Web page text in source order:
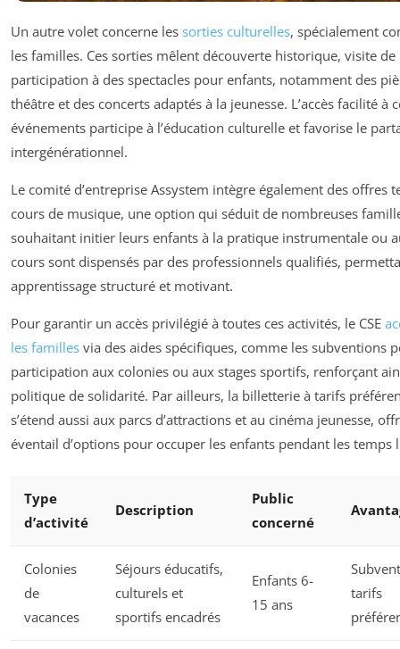
Un autre volet concerne les sorties culturelles, spécialement
les familles. Ces sorties mêlent découverte historique, visite de
participation à des spectacles pour enfants, notamment des
théâtre et des concerts adaptés à la jeunesse. L’accès facilité à
événements participe à l’éducation culturelle et favorise le
intergénérationnel.
Le comité d’entreprise Assystem intègre également des offres
cours de musique, une option qui séduit de nombreuses
souhaitant initier leurs enfants à la pratique instrumentale ou
cours sont dispensés par des professionnels qualifiés,
apprentissage structuré et motivant.
Pour garantir un accès privilégié à toutes ces activités, le CSE
les familles via des aides spécifiques, comme les subventions
participation aux colonies ou aux stages sportifs, renforçant
politique de solidarité. Par ailleurs, la billetterie à tarifs
s’étend aussi aux parcs d’attractions et au cinéma jeunesse,
éventail d’options pour occuper les enfants pendant les temps
Type
d’activité
Description
Public
concerné
Colonies
de
vacances
Séjours éducatifs,
culturels et
sportifs encadrés
Enfants 6-
15 ans
tarifs